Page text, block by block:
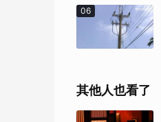
06
其他人也看了